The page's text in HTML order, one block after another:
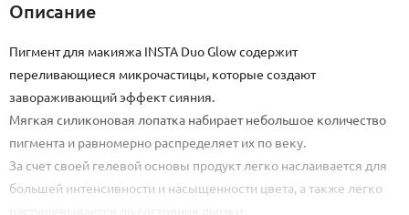
Описание
Пигмент для макияжа INSTA Duo Glow содержит
переливающиеся микрочастицы, которые создают
завораживающий эффект сияния.
Мягкая силиконовая лопатка набирает небольшое количество
пигмента и равномерно распределяет их по веку.
За счет своей гелевой основы продукт легко наслаивается для
большей интенсивности и насыщенности цвета, а также легко